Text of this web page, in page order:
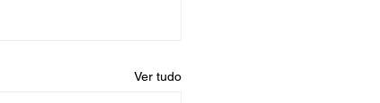
Ver tudo